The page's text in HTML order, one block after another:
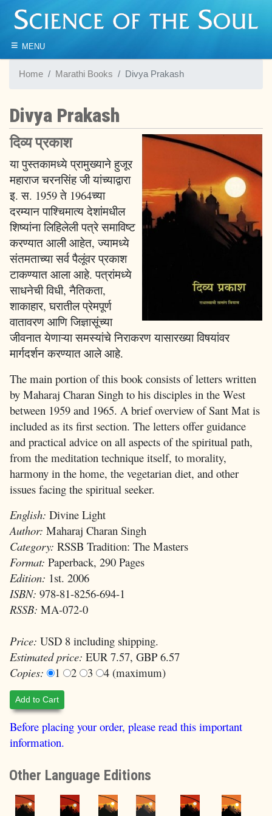
≡ MENU
Home Marathi Books Divya Prakash
Divya Prakash
दिव्य प्रकाश
या पुस्तकामध्ये प्रामुख्याने हुजूर
महाराज चरनसिंह जी यांच्याद्वारा
इ. स. 1959 ते 1964च्या
दरम्यान पाश्चिमात्य देशांमधील
शिष्यांना लिहिलेली पत्रे समाविष्ट
करण्यात आली आहेत, ज्यामध्ये
संतमताच्या सर्व पैलूंवर प्रकाश
टाकण्यात आला आहे. पत्रांमध्ये
साधनेची विधी, नैतिकता,
शाकाहार, घरातील प्रेमपूर्ण
वातावरण आणि जिज्ञासूंच्या
जीवनात येणाऱ्या समस्यांचे निराकरण यासारख्या विषयांवर
मार्गदर्शन करण्यात आले आहे.
The main portion of this book consists of letters written
by Maharaj Charan Singh to his disciples in the West
between 1959 and 1965. A brief overview of Sant Mat is
included as its first section. The letters offer guidance
and practical advice on all aspects of the spiritual path,
from the meditation technique itself, to morality,
harmony in the home, the vegetarian diet, and other
issues facing the spiritual seeker.
English: Divine Light
Author: Maharaj Charan Singh
Category: RSSB Tradition: The Masters
Format: Paperback, 290 Pages
Edition: 1st. 2006
ISBN: 978-81-8256-694-1
RSSB: MA-072-0
Price: USD 8 including shipping.
Estimated price: EUR 7.57, GBP 6.57
Copies:
1 2 3 4 (maximum)
Add to Cart
Before placing your order, please read this important
information.
Other Language Editions